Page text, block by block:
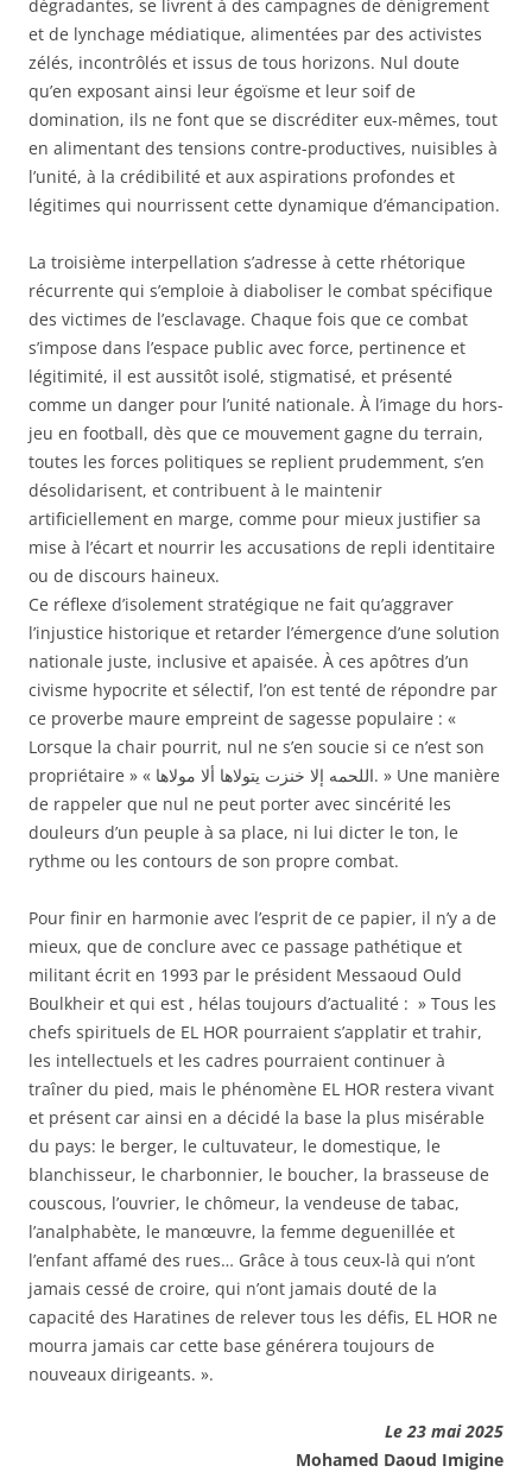
dégradantes, se livrent à des campagnes de dénigrement
et de lynchage médiatique, alimentées par des activistes
zélés, incontrôlés et issus de tous horizons. Nul doute
qu’en exposant ainsi leur égoïsme et leur soif de
domination, ils ne font que se discréditer eux-mêmes, tout
en alimentant des tensions contre-productives, nuisibles à
l’unité, à la crédibilité et aux aspirations profondes et
légitimes qui nourrissent cette dynamique d’émancipation.
La troisième interpellation s’adresse à cette rhétorique
récurrente qui s’emploie à diaboliser le combat spécifique
des victimes de l’esclavage. Chaque fois que ce combat
s’impose dans l’espace public avec force, pertinence et
légitimité, il est aussitôt isolé, stigmatisé, et présenté
comme un danger pour l’unité nationale. À l’image du hors-
jeu en football, dès que ce mouvement gagne du terrain,
toutes les forces politiques se replient prudemment, s’en
désolidarisent, et contribuent à le maintenir
artificiellement en marge, comme pour mieux justifier sa
mise à l’écart et nourrir les accusations de repli identitaire
ou de discours haineux.
Ce réflexe d’isolement stratégique ne fait qu’aggraver
l’injustice historique et retarder l’émergence d’une solution
nationale juste, inclusive et apaisée. À ces apôtres d’un
civisme hypocrite et sélectif, l’on est tenté de répondre par
ce proverbe maure empreint de sagesse populaire : «
Lorsque la chair pourrit, nul ne s’en soucie si ce n’est son
propriétaire » « اللحمه إلا خنزت يتولاها ألا مولاها. » Une manière
de rappeler que nul ne peut porter avec sincérité les
douleurs d’un peuple à sa place, ni lui dicter le ton, le
rythme ou les contours de son propre combat.
Pour finir en harmonie avec l’esprit de ce papier, il n’y a de
mieux, que de conclure avec ce passage pathétique et
militant écrit en 1993 par le président Messaoud Ould
Boulkheir et qui est , hélas toujours d’actualité : » Tous les
chefs spirituels de EL HOR pourraient s’applatir et trahir,
les intellectuels et les cadres pourraient continuer à
traîner du pied, mais le phénomène EL HOR restera vivant
et présent car ainsi en a décidé la base la plus misérable
du pays: le berger, le cultuvateur, le domestique, le
blanchisseur, le charbonnier, le boucher, la brasseuse de
couscous, l’ouvrier, le chômeur, la vendeuse de tabac,
l’analphabète, le manœuvre, la femme deguenillée et
l’enfant affamé des rues… Grâce à tous ceux-là qui n’ont
jamais cessé de croire, qui n’ont jamais douté de la
capacité des Haratines de relever tous les défis, EL HOR ne
mourra jamais car cette base générera toujours de
nouveaux dirigeants. ».
Le 23 mai 2025
Mohamed Daoud Imigine